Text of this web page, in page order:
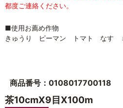
都度ご連絡ください。
■使用お薦め作物
きゅうり ピーマン トマト なす
商品番号：0108017700118
茶10cmX9目X100m